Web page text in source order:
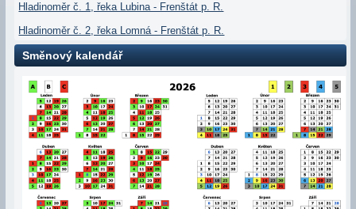
Hladinoměr č. 1, řeka Lubina - Frenštát p. R.
Hladinoměr č. 2, řeka Lomná - Frenštát p. R.
Směnový kalendář